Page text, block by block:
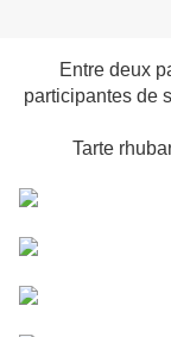
Entre deux
participantes de
Tarte